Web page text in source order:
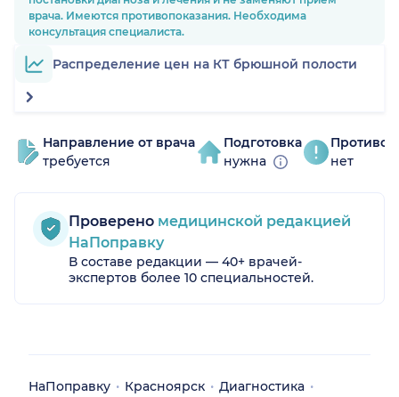
врача. Имеются противопоказания. Необходима
консультация специалиста.
Распределение цен на КТ брюшной полости
Направление от врача
требуется
Подготовка
нужна
нет
Проверено медицинской редакцией
НаПоправку
В составе редакции — 40+ врачей-
экспертов более 10 специальностей.
НаПоправку Красноярск
Диагностика